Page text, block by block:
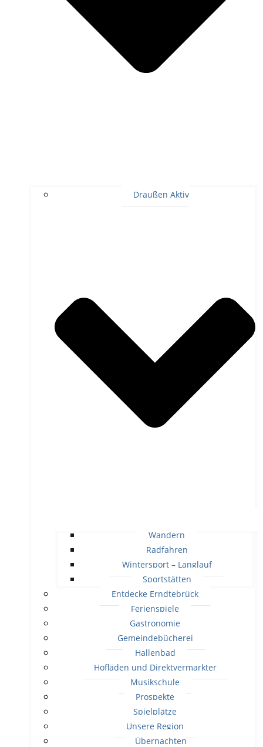
Draußen Aktiv
Wandern
Radfahren
Wintersport – Langlauf
Sportstätten
Entdecke Erndtebrück
Ferienspiele
Gastronomie
Gemeindebücherei
Hallenbad
Hofläden und Direktvermarkter
Musikschule
Prospekte
Spielplätze
Unsere Region
Übernachten